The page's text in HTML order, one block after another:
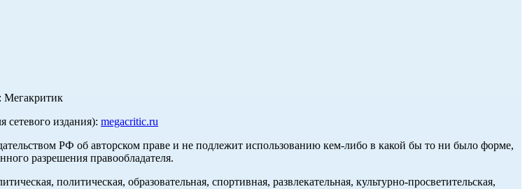
Мегакритик
издания): megacritic.ru
РФ об авторском праве и не подлежит использованию кем-либо в какой бы то ни было форме,
разрешения правообладателя.
политическая, образовательная, спортивная, развлекательная, культурно-просветительская,